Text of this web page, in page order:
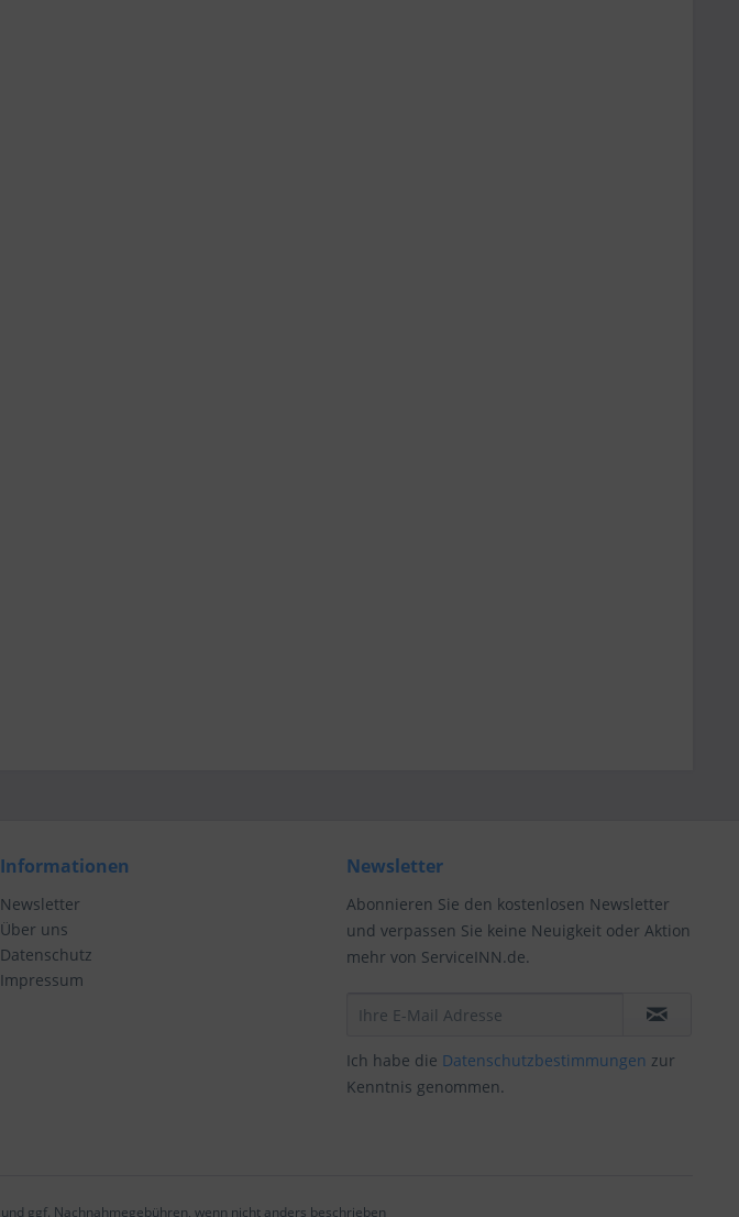
Informationen
Newsletter
Über uns
Datenschutz
Impressum
Newsletter
Abonnieren Sie den kostenlosen Newsletter
und verpassen Sie keine Neuigkeit oder Aktion
mehr von ServiceINN.de.
Ich habe die Datenschutzbestimmungen zur
Kenntnis genommen.
und ggf. Nachnahmegebühren, wenn nicht anders beschrieben